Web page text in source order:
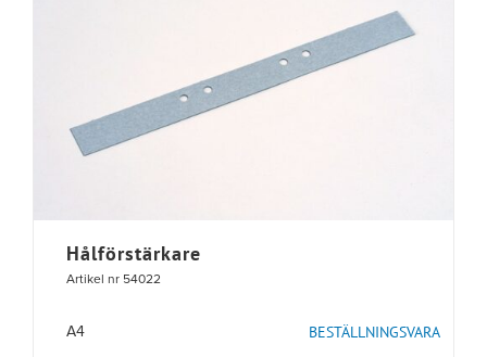
Hålförstärkare
Artikel nr 54022
A4 BESTÄLLNINGSVARA